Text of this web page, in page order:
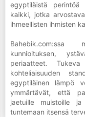
egyptiläistä perintöä
kaikki, jotka
ihmeellisten ihmisten
Bahebik.com:ssa
kunnioituksen,
periaatteet.
kohteliaisuuden
egyptiläinen lämpö
ymmärtävät, että
jaetuille muistoille
tuntemaan itsensä